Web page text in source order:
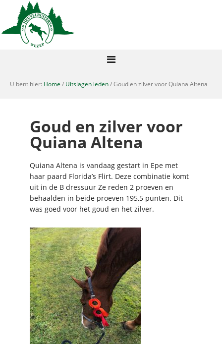
U bent hier: Home / Uitslagen leden/ Goud en zilver voor Quiana Altena
Goud en zilver voor
Quiana Altena
Quiana Altena is vandaag gestart in Epe met
haar paard Florida’s Flirt. Deze combinatie komt
uit in de B dressuur Ze reden 2 proeven en
behaalden in beide proeven 195,5 punten. Dit
was goed voor het goud en het zilver.